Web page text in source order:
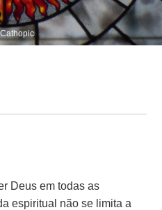
Deus em todas as
espiritual não se limita a